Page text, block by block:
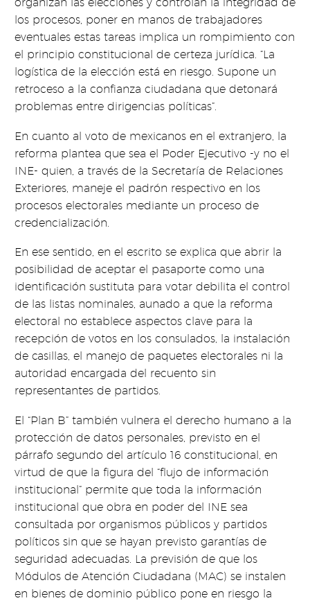
los procesos, poner en manos de trabajadores
eventuales estas tareas implica un rompimiento con
el principio constitucional de certeza jurídica. “La
logística de la elección está en riesgo. Supone un
retroceso a la confianza ciudadana que detonará
problemas entre dirigencias políticas”.
En cuanto al voto de mexicanos en el extranjero, la
reforma plantea que sea el Poder Ejecutivo -y no el
INE- quien, a través de la Secretaría de Relaciones
Exteriores, maneje el padrón respectivo en los
procesos electorales mediante un proceso de
credencialización.
En ese sentido, en el escrito se explica que abrir la
posibilidad de aceptar el pasaporte como una
identificación sustituta para votar debilita el control
de las listas nominales, aunado a que la reforma
electoral no establece aspectos clave para la
recepción de votos en los consulados, la instalación
de casillas, el manejo de paquetes electorales ni la
autoridad encargada del recuento sin
representantes de partidos.
El “Plan B” también vulnera el derecho humano a la
protección de datos personales, previsto en el
párrafo segundo del artículo 16 constitucional, en
virtud de que la figura del “flujo de información
institucional” permite que toda la información
institucional que obra en poder del INE sea
consultada por organismos públicos y partidos
políticos sin que se hayan previsto garantías de
seguridad adecuadas. La previsión de que los
Módulos de Atención Ciudadana (MAC) se instalen
en bienes de dominio público pone en riesgo la